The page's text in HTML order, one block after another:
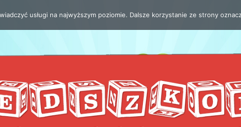
usługi na najwyższym poziomie. Dalsze korzystanie ze strony